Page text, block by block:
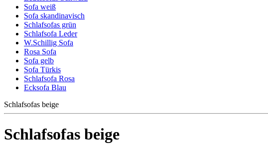
Sofa weiß
Sofa skandinavisch
Schlafsofas grün
Schlafsofa Leder
W.Schillig Sofa
Rosa Sofa
Sofa gelb
Sofa Türkis
Schlafsofa Rosa
Ecksofa Blau
Schlafsofas beige
Schlafsofas beige